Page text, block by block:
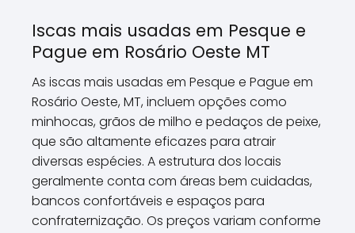
Iscas mais usadas em Pesque e
Pague em Rosário Oeste MT
As iscas mais usadas em Pesque e Pague em
Rosário Oeste, MT, incluem opções como
minhocas, grãos de milho e pedaços de peixe,
que são altamente eficazes para atrair
diversas espécies. A estrutura dos locais
geralmente conta com áreas bem cuidadas,
bancos confortáveis e espaços para
confraternização. Os preços variam conforme